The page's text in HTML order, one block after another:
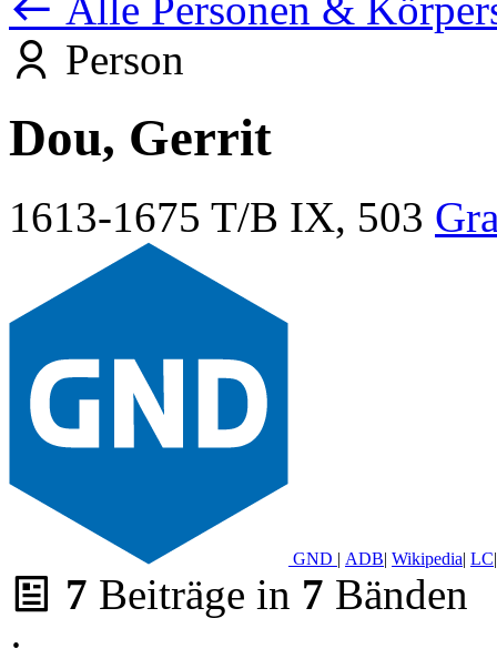
Person
Dou, Gerrit
1613-1675 T/B IX, 503
GND | ADB| Wikipedia| LC|
7 Beiträge in 7 Bänden
·